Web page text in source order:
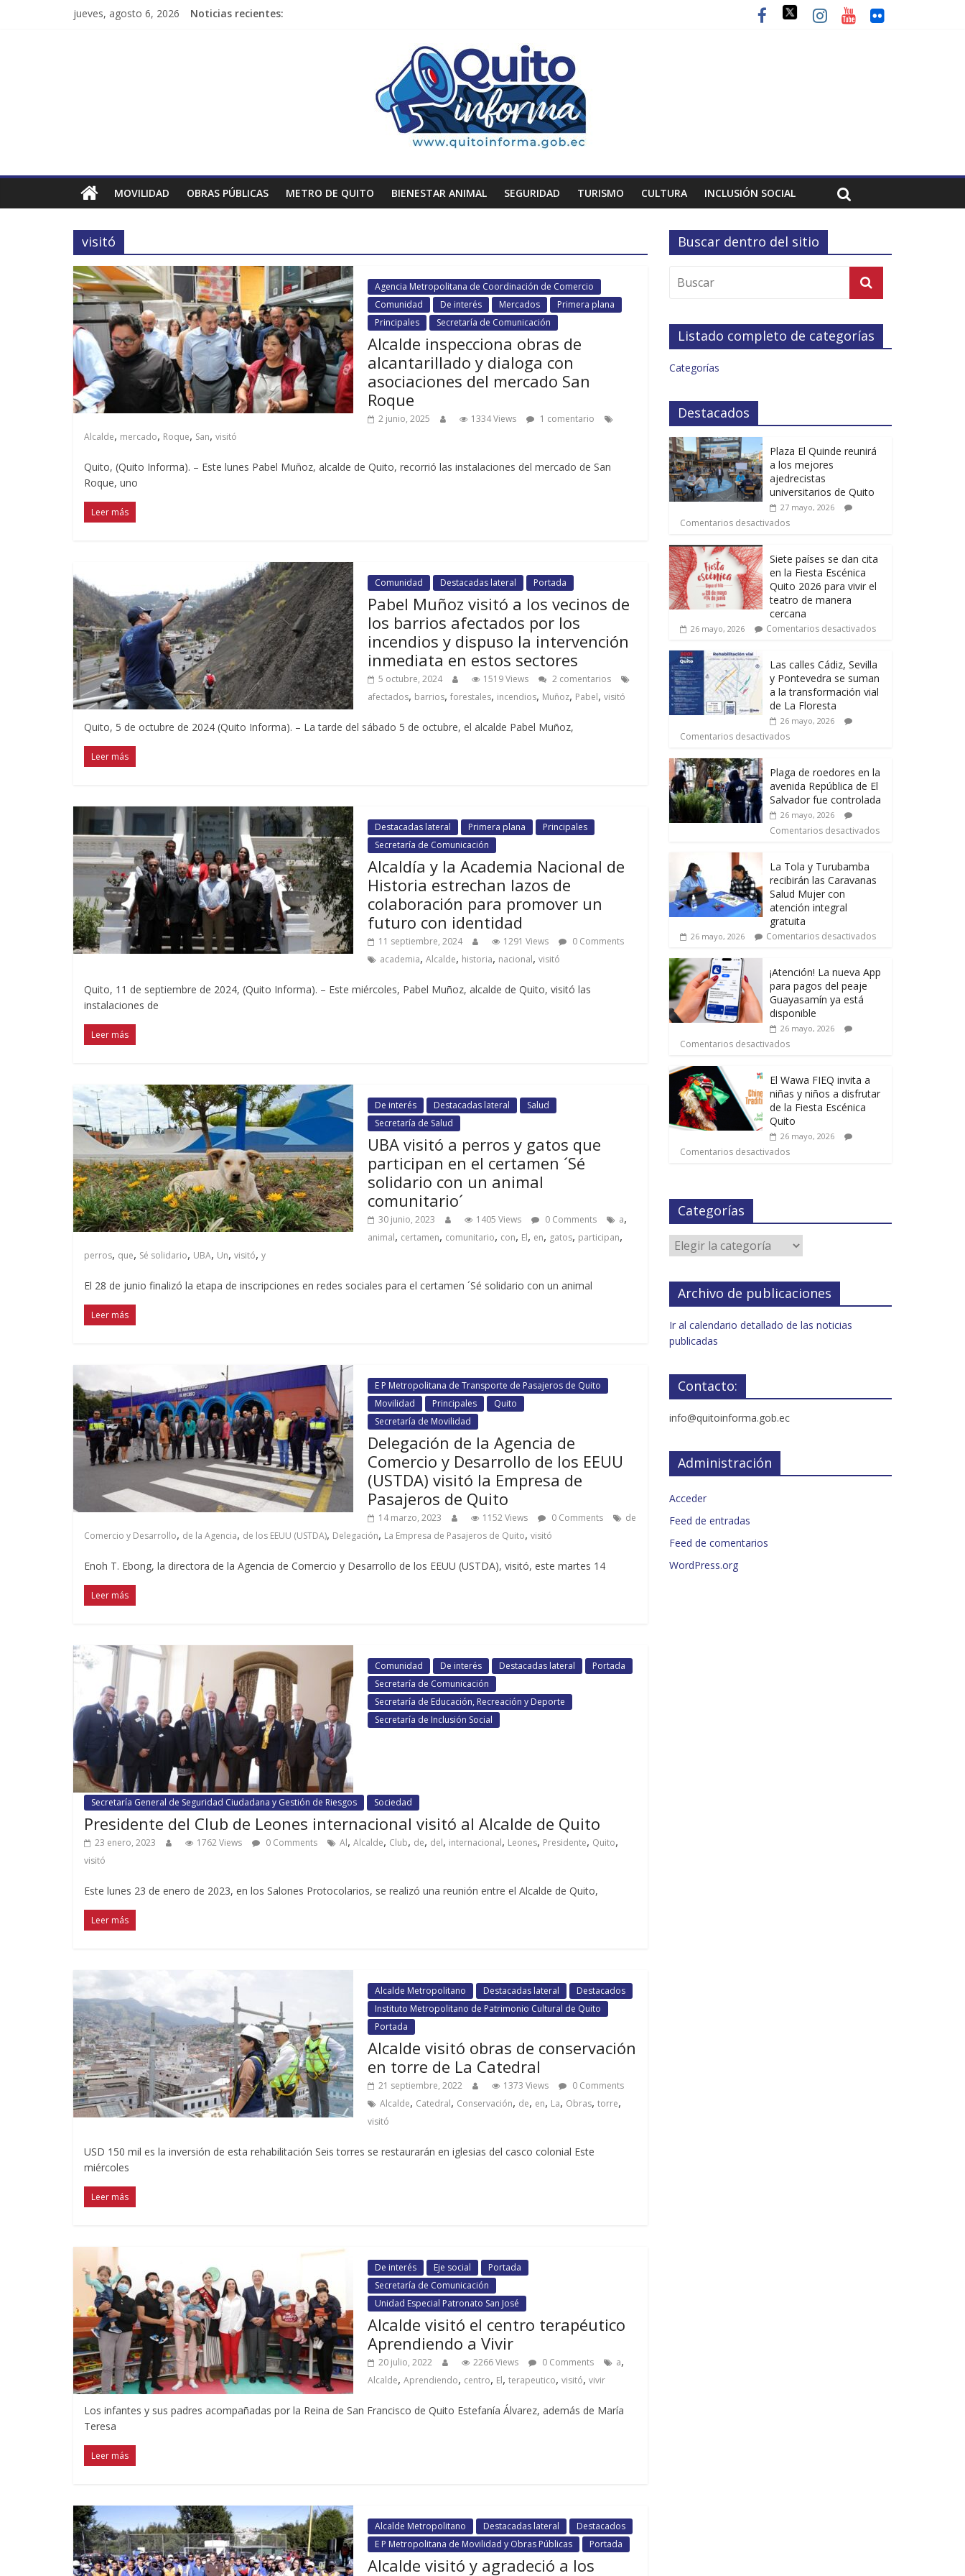
jueves, agosto 6, 2026 Noticias recientes:
MOVILIDAD OBRAS PÚBLICAS METRO DE QUITO BIENESTAR ANIMAL SEGURIDAD TURISMO CULTURA INCLUSIÓN SOCIAL
visitó
Agencia Metropolitana de Coordinación de Comercio
Comunidad
De interés Mercados
Primera plana
Principales
Secretaría de Comunicación
Alcalde inspecciona obras de
alcantarillado y dialoga con
asociaciones del mercado San
Roque
2 junio, 2025 1334 Views
1 comentario
Alcalde, mercado, Roque, San, visitó
Quito, (Quito Informa). – Este lunes Pabel Muñoz, alcalde de Quito, recorrió las instalaciones del mercado de San
Roque, uno
Leer más
Comunidad Destacadas lateral Portada
Pabel Muñoz visitó a los vecinos de
los barrios afectados por los
incendios y dispuso la intervención
inmediata en estos sectores
5 octubre, 2024 1519 Views
2 comentarios
afectados, barrios, forestales, incendios, Muñoz, Pabel, visitó
Quito, 5 de octubre de 2024 (Quito Informa). – La tarde del sábado 5 de octubre, el alcalde Pabel Muñoz,
Leer más
Destacadas lateral Primera plana
Principales
Secretaría de Comunicación
Alcaldía y la Academia Nacional de
Historia estrechan lazos de
colaboración para promover un
futuro con identidad
11 septiembre, 2024 1291 Views
0 Comments
academia, Alcalde, historia, nacional, visitó
Quito, 11 de septiembre de 2024, (Quito Informa). – Este miércoles, Pabel Muñoz, alcalde de Quito, visitó las
instalaciones de
Leer más
De interés Destacadas lateral
Salud
Secretaría de Salud
UBA visitó a perros y gatos que
participan en el certamen ´Sé
solidario con un animal
comunitario´
30 junio, 2023 1405 Views 0 Comments a,
animal, certamen, comunitario, con, El, en, gatos, participan,
perros, que, Sé solidario, UBA, Un, visitó, y
El 28 de junio finalizó la etapa de inscripciones en redes sociales para el certamen ´Sé solidario con un animal
Leer más
E P Metropolitana de Transporte de Pasajeros de Quito
Movilidad
Principales
Quito
Secretaría de Movilidad
Delegación de la Agencia de
Comercio y Desarrollo de los EEUU
(USTDA) visitó la Empresa de
Pasajeros de Quito
14 marzo, 2023 1152 Views 0 Comments
de
Comercio y Desarrollo, de la Agencia, de los EEUU (USTDA), Delegación, La Empresa de Pasajeros de Quito, visitó
Enoh T. Ebong, la directora de la Agencia de Comercio y Desarrollo de los EEUU (USTDA), visitó, este martes 14
Leer más
Comunidad De interés Destacadas lateral
Portada
Secretaría de Comunicación
Secretaría de Educación, Recreación y Deporte
Secretaría de Inclusión Social
Secretaría General de Seguridad Ciudadana y Gestión de Riesgos Sociedad
Presidente del Club de Leones internacional visitó al Alcalde de Quito
23 enero, 2023 1762 Views 0 Comments Al, Alcalde, Club, de, del, internacional, Leones, Presidente, Quito,
visitó
Este lunes 23 de enero de 2023, en los Salones Protocolarios, se realizó una reunión entre el Alcalde de Quito,
Leer más
Alcalde Metropolitano Destacadas lateral
Destacados
Instituto Metropolitano de Patrimonio Cultural de Quito
Portada
Alcalde visitó obras de conservación
en torre de La Catedral
21 septiembre, 2022 1373 Views
0 Comments
Alcalde, Catedral, Conservación, de, en, La, Obras, torre,
visitó
USD 150 mil es la inversión de esta rehabilitación Seis torres se restaurarán en iglesias del casco colonial Este
miércoles
Leer más
De interés Eje social
Portada
Secretaría de Comunicación
Unidad Especial Patronato San José
Alcalde visitó el centro terapéutico
Aprendiendo a Vivir
20 julio, 2022 2266 Views 0 Comments a,
Alcalde, Aprendiendo, centro, El, terapeutico, visitó, vivir
Los infantes y sus padres acompañadas por la Reina de San Francisco de Quito Estefanía Álvarez, además de María
Teresa
Leer más
Alcalde Metropolitano Destacadas lateral
Destacados
E P Metropolitana de Movilidad y Obras Públicas
Portada
Alcalde visitó y agradeció a los
Buscar dentro del sitio
Listado completo de categorías
Categorías
Destacados
Plaza El Quinde reunirá
a los mejores
ajedrecistas
universitarios de Quito
27 mayo, 2026
Comentarios desactivados
Siete países se dan cita
en la Fiesta Escénica
Quito 2026 para vivir el
teatro de manera
cercana
26 mayo, 2026 Comentarios desactivados
Las calles Cádiz, Sevilla
y Pontevedra se suman
a la transformación vial
de La Floresta
26 mayo, 2026
Comentarios desactivados
Plaga de roedores en la
avenida República de El
Salvador fue controlada
26 mayo, 2026
Comentarios desactivados
La Tola y Turubamba
recibirán las Caravanas
Salud Mujer con
atención integral
gratuita
26 mayo, 2026 Comentarios desactivados
¡Atención! La nueva App
para pagos del peaje
Guayasamín ya está
disponible
26 mayo, 2026
Comentarios desactivados
El Wawa FIEQ invita a
niñas y niños a disfrutar
de la Fiesta Escénica
Quito
26 mayo, 2026
Comentarios desactivados
Categorías
Archivo de publicaciones
Ir al calendario detallado de las noticias
publicadas
Contacto:
info@quitoinforma.gob.ec
Administración
Acceder
Feed de entradas
Feed de comentarios
WordPress.org